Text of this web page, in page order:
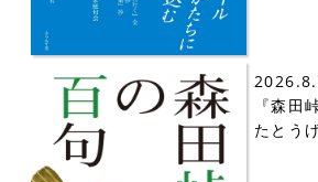
『森田
たとう